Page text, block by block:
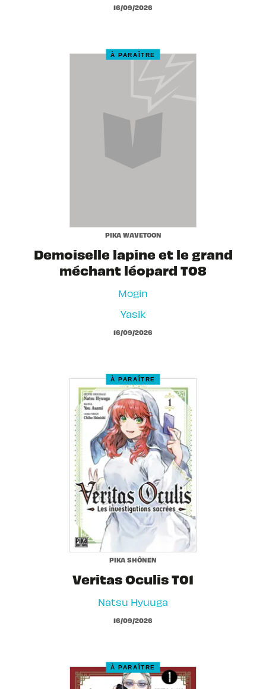
16/09/2026
À PARAÎTRE
PIKA WAVETOON
Demoiselle lapine et le grand
méchant léopard T08
Mogin
Yasik
16/09/2026
À PARAÎTRE
PIKA SHÔNEN
Veritas Oculis T01
Natsu Hyuuga
16/09/2026
À PARAÎTRE